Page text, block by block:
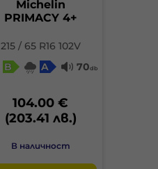
Michelin
PRIMACY 4+
215 / 65 R16 102V
B
A 70db
104.00 €
(203.41 лв.)
В наличност